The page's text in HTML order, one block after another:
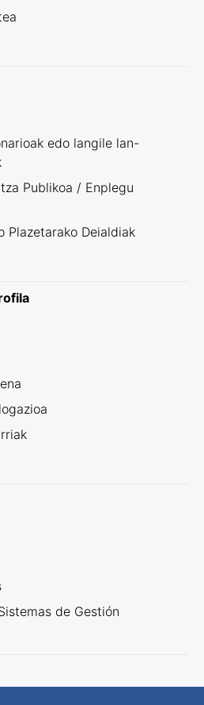
edo langile lan-
Publikoa / Enplegu
Plazetarako Deialdiak
de Gestión